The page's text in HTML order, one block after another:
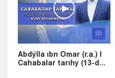
Abdýlla ıbn Omar (r.a.) |
Cahabalar tarıhy (13-d...